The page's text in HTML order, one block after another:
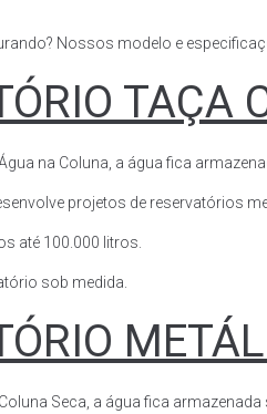
Nossos modelo e
TAÇA
na Coluna, a água fica
projetos de reservatórios
até 100.000 litros.
sob medida.
Seca, a água fica